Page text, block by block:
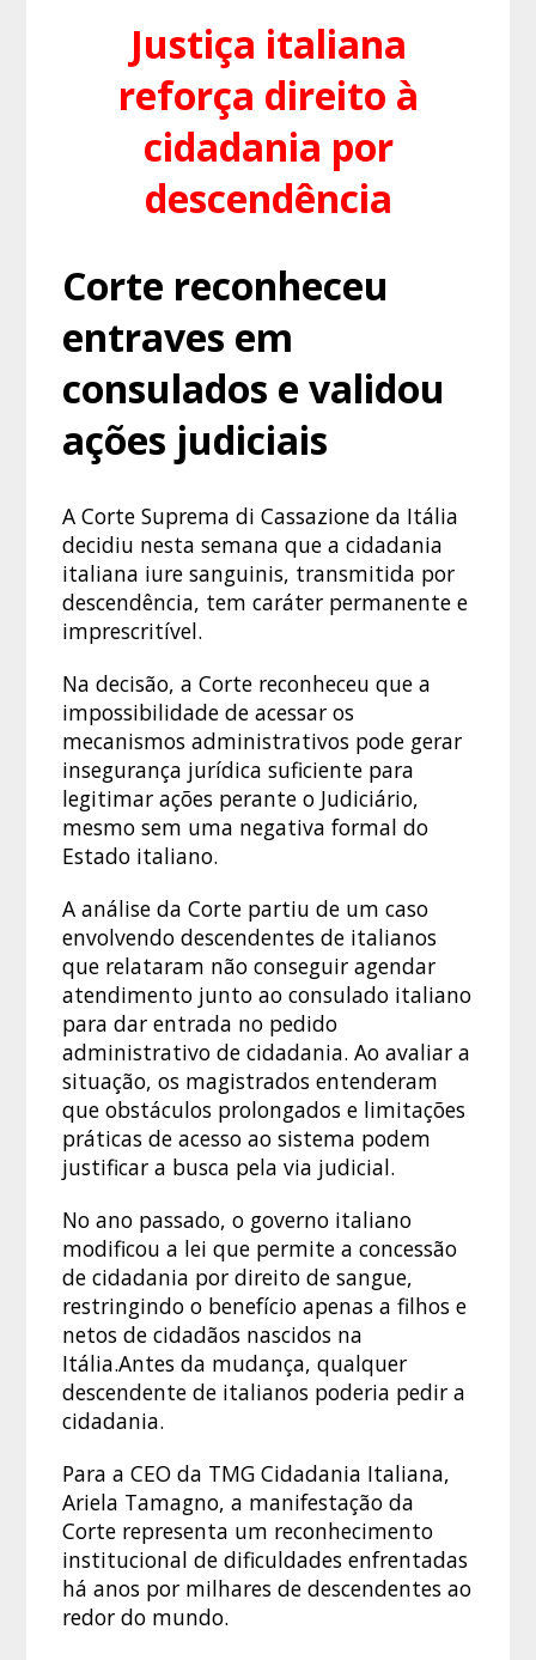
Justiça italiana
reforça direito à
cidadania por
descendência
Corte reconheceu
entraves em
consulados e validou
ações judiciais
A Corte Suprema di Cassazione da Itália
decidiu nesta semana que a cidadania
italiana iure sanguinis, transmitida por
descendência, tem caráter permanente e
imprescritível.
Na decisão, a Corte reconheceu que a
impossibilidade de acessar os
mecanismos administrativos pode gerar
insegurança jurídica suficiente para
legitimar ações perante o Judiciário,
mesmo sem uma negativa formal do
Estado italiano.
A análise da Corte partiu de um caso
envolvendo descendentes de italianos
que relataram não conseguir agendar
atendimento junto ao consulado italiano
para dar entrada no pedido
administrativo de cidadania. Ao avaliar a
situação, os magistrados entenderam
que obstáculos prolongados e limitações
práticas de acesso ao sistema podem
justificar a busca pela via judicial.
No ano passado, o governo italiano
modificou a lei que permite a concessão
de cidadania por direito de sangue,
restringindo o benefício apenas a filhos e
netos de cidadãos nascidos na
Itália.Antes da mudança, qualquer
descendente de italianos poderia pedir a
cidadania.
Para a CEO da TMG Cidadania Italiana,
Ariela Tamagno, a manifestação da
Corte representa um reconhecimento
institucional de dificuldades enfrentadas
há anos por milhares de descendentes ao
redor do mundo.